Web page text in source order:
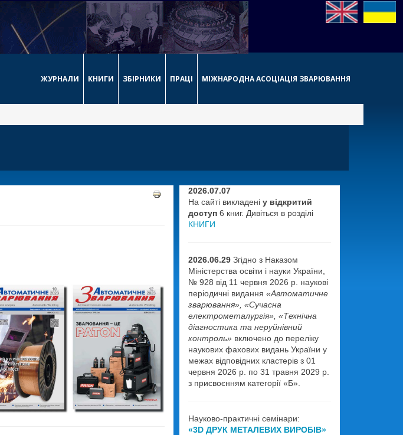
ЖУРНАЛИ КНИГИ ЗБІРНИКИ ПРАЦІ МІЖНАРОДНА АСОЦІАЦІЯ ЗВАРЮВАННЯ
2026.07.07
На сайті викладені у відкритий
доступ6 книг. Дивіться в розділі
КНИГИ
2026.06.29Згідно з Наказом
Міністерства освіти і науки України,
№ 928 від 11 червня 2026 р. наукові
періодичні видання «Автоматичне
зварювання», «Сучасна
електрометалургія», «Технічна
діагностика та неруйнівний
контроль»включено до переліку
наукових фахових видань України у
межах відповідних кластерів з 01
червня 2026 р. по 31 травня 2029 р.
з присвоєнням категорії «Б».
Науково-практичні семінари:
«3D ДРУК МЕТАЛЕВИХ ВИРОБІВ»